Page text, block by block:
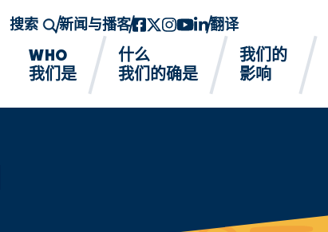
搜索 新闻与播客Facebook
twitter-x
Instagram的
YouTube
领英翻译
WHO
我们是
什么
我们的确是
我们的
影响